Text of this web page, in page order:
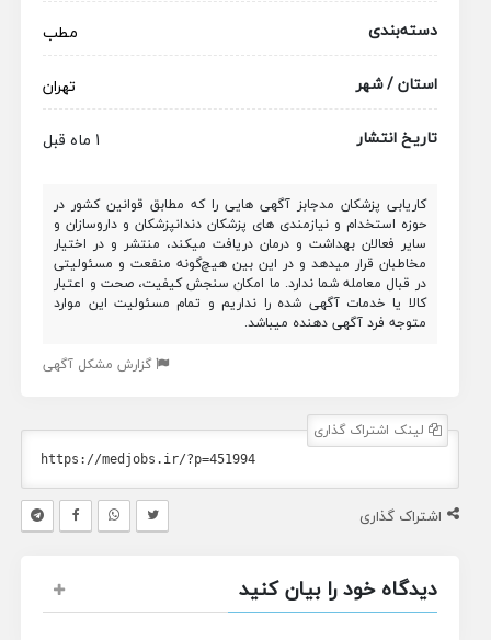
دسته‌بندی
مطب
استان / شهر
تهران
تاریخ انتشار
1 ماه قبل
کاریابی پزشکان مدجابز آگهی هایی را که مطابق قوانین کشور در
حوزه استخدام و نیازمندی های پزشکان دندانپزشکان و داروسازان و
سایر فعالان بهداشت و درمان دریافت میکند، منتشر و در اختیار
مخاطبان قرار میدهد و در این بین هیچ‌گونه منفعت و مسئولیتی
در قبال معامله شما ندارد. ما امکان سنجش کیفیت، صحت و اعتبار
کالا یا خدمات آگهی شده را نداریم و تمام مسئولیت این موارد
متوجه فرد آگهی دهنده میباشد.
گزارش مشکل آگهی
لینک اشتراک گذاری
اشتراک گذاری
دیدگاه خود را بیان کنید